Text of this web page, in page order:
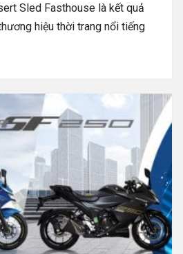
Sled Fasthouse là kết quả
hiệu thời trang nổi tiếng